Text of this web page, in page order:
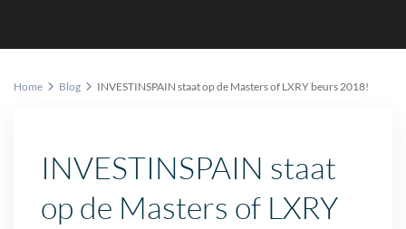
Home Blog INVESTINSPAIN staat op de Masters of LXRY beurs 2018!
INVESTINSPAIN staat
op de Masters of LXRY